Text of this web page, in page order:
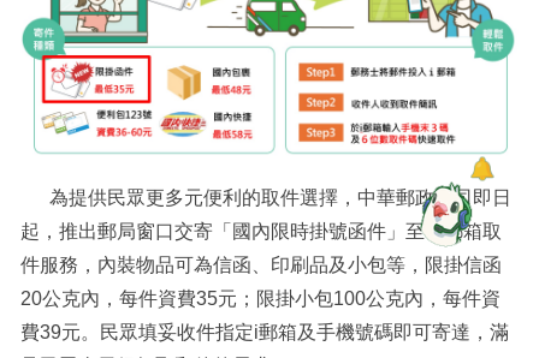
為提供民眾更多元便利的取件選擇，中華郵政公司即日
起，推出郵局窗口交寄「國內限時掛號函件」至ｉ郵箱取
件服務，內裝物品可為信函、印刷品及小包等，限掛信函
20公克內，每件資費35元；限掛小包100公克內，每件資
費39元。民眾填妥收件指定i郵箱及手機號碼即可寄達，滿